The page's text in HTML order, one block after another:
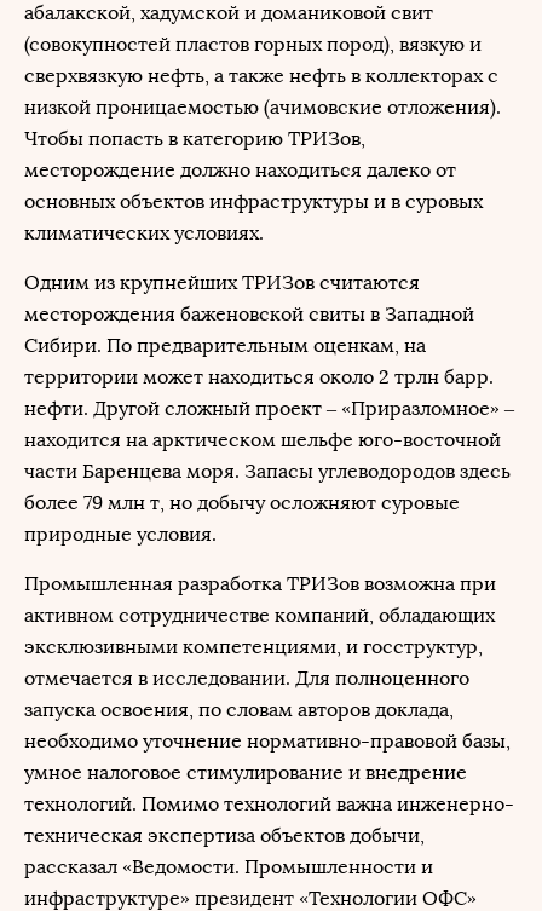
абалакской, хадумской и доманиковой свит
(совокупностей пластов горных пород), вязкую и
сверхвязкую нефть, а также нефть в коллекторах с
низкой проницаемостью (ачимовские отложения).
Чтобы попасть в категорию ТРИЗов,
месторождение должно находиться далеко от
основных объектов инфраструктуры и в суровых
климатических условиях.
Одним из крупнейших ТРИЗов считаются
месторождения баженовской свиты в Западной
Сибири. По предварительным оценкам, на
территории может находиться около 2 трлн барр.
нефти. Другой сложный проект – «Приразломное» –
находится на арктическом шельфе юго-восточной
части Баренцева моря. Запасы углеводородов здесь
более 79 млн т, но добычу осложняют суровые
природные условия.
Промышленная разработка ТРИЗов возможна при
активном сотрудничестве компаний, обладающих
эксклюзивными компетенциями, и госструктур,
отмечается в исследовании. Для полноценного
запуска освоения, по словам авторов доклада,
необходимо уточнение нормативно-правовой базы,
умное налоговое стимулирование и внедрение
технологий. Помимо технологий важна инженерно-
техническая экспертиза объектов добычи,
рассказал «Ведомости. Промышленности и
инфраструктуре» президент «Технологии ОФС»